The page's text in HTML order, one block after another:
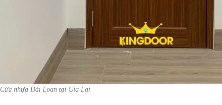
Cửa nhựa Đài Loan tại Gia Lai